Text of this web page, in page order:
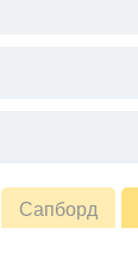
Сапборд